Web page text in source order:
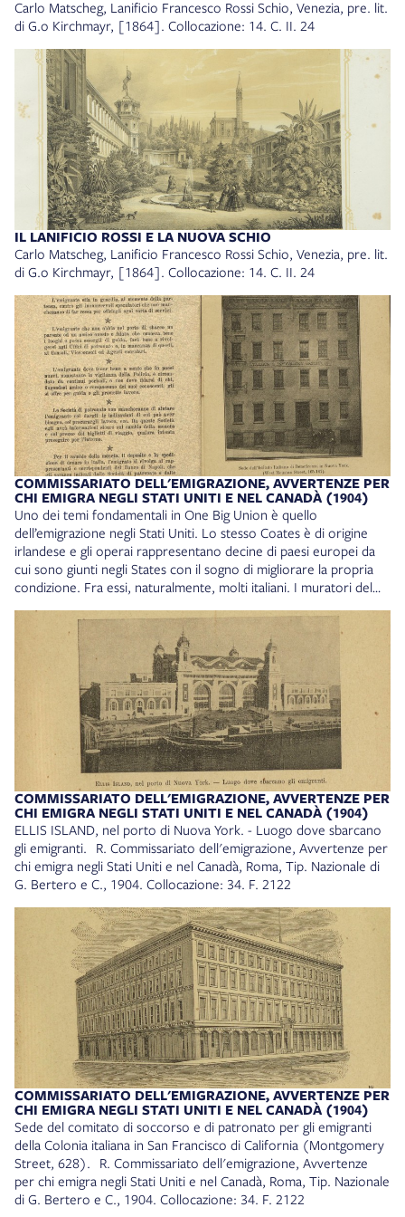
Carlo Matscheg, Lanificio Francesco Rossi Schio, Venezia, pre. lit.
di G.o Kirchmayr, [1864]. Collocazione: 14. C. II. 24
IL LANIFICIO ROSSI E LA NUOVA SCHIO
Carlo Matscheg, Lanificio Francesco Rossi Schio, Venezia, pre. lit.
di G.o Kirchmayr, [1864]. Collocazione: 14. C. II. 24
COMMISSARIATO DELL'EMIGRAZIONE, AVVERTENZE PER
CHI EMIGRA NEGLI STATI UNITI E NEL CANADÀ (1904)
Uno dei temi fondamentali in One Big Union è quello
dell’emigrazione negli Stati Uniti. Lo stesso Coates è di origine
irlandese e gli operai rappresentano decine di paesi europei da
cui sono giunti negli States con il sogno di migliorare la propria
condizione. Fra essi, naturalmente, molti italiani. I muratori del
grandi palazzi di Chicago. Per Evangelisti è naturalmente anche un
modo per parlare, specularmente, degli immigrati oggi presenti
nel nostro paese, che subiscono le stesse discriminazioni razziste
che i nostri connazionali hanno dovuto affrontare per decine di
anni. Trasparente è per esempio, nelle parole di un tassista,
l’allusione a quella che oggi è una delle più diffuse fantasie
complottiste, che periodicamente torna di triste attualità, la
cosiddetta “sostituzione etnica”, spesso legata anche a un
contrasto religioso: «“Sapete qual è il vero problema, signori?
Troppi stranieri. Kansas City è invasa da forestieri di tutti i tipi,
spesso di religione cattolica. Secondo me, esiste un progetto
europeo per invaderci. Il papa ci manda le sue legioni, nella
speranza che ci pieghiamo al Vaticano”» (p. 568). In questo
opuscolo (consultabile integralmente online) il Commissariato
Generale dell’Emigrazione, organismo nato nel 1901, offre agli
emigranti consigli, avvertenze e indicazioni che possano facilitare
il viaggio e l’arrivo nel nuovo paese. Nell’immagine sulla destra,
come recita la didascalia, l’Istituto Italiano di Beneficenza in
Nuova York, a cui gli emigranti italiani possono rivolgersi per
ottenere aiuto. R. Commissariato dell'emigrazione, Avvertenze
per chi emigra negli Stati Uniti e nel Canadà, Roma, Tip. Nazionale
di G. Bertero e C., 1904. Collocazione: 34. F. 2122
COMMISSARIATO DELL'EMIGRAZIONE, AVVERTENZE PER
CHI EMIGRA NEGLI STATI UNITI E NEL CANADÀ (1904)
ELLIS ISLAND, nel porto di Nuova York. - Luogo dove sbarcano
gli emigranti. R. Commissariato dell'emigrazione, Avvertenze per
chi emigra negli Stati Uniti e nel Canadà, Roma, Tip. Nazionale di
G. Bertero e C., 1904. Collocazione: 34. F. 2122
COMMISSARIATO DELL'EMIGRAZIONE, AVVERTENZE PER
CHI EMIGRA NEGLI STATI UNITI E NEL CANADÀ (1904)
Sede del comitato di soccorso e di patronato per gli emigranti
della Colonia italiana in San Francisco di California (Montgomery
Street, 628). R. Commissariato dell'emigrazione, Avvertenze
per chi emigra negli Stati Uniti e nel Canadà, Roma, Tip. Nazionale
di G. Bertero e C., 1904. Collocazione: 34. F. 2122